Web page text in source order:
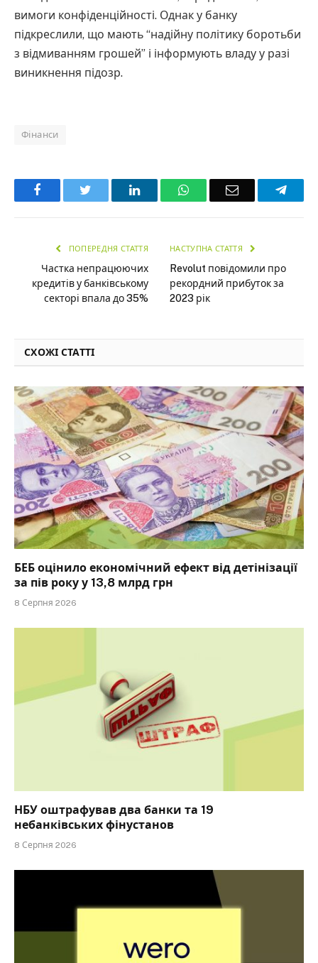
вимоги конфіденційності. Однак у банку
підкреслили, що мають “надійну політику боротьби
з відмиванням грошей” і інформують владу у разі
виникнення підозр.
Фінанси
Facebook LinkedInWhatsAppEmail
ПОПЕРЕДНЯ СТАТТЯ
Частка непрацюючих
кредитів у банківському
секторі впала до 35%
НАСТУПНА СТАТТЯ
Revolut повідомили про
рекордний прибуток за
2023 рік
СХОЖІ СТАТТІ
БЕБ оцінило економічний ефект від детінізації
за пів року у 13,8 млрд грн
8 Серпня 2026
НБУ оштрафував два банки та 19
небанківських фінустанов
8 Серпня 2026